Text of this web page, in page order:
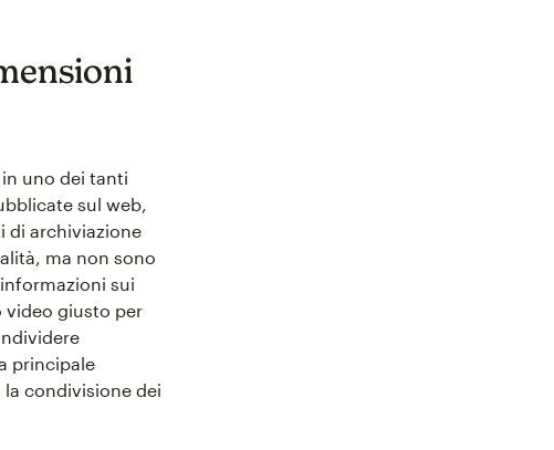
uno dei tanti
sul web,
di archiviazione
ma non sono
sui
video giusto per
principale
condivisione dei